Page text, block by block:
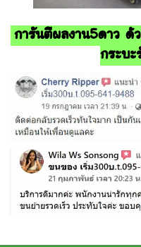
การันตีผลงาน5ดาว ด้
กระบะ